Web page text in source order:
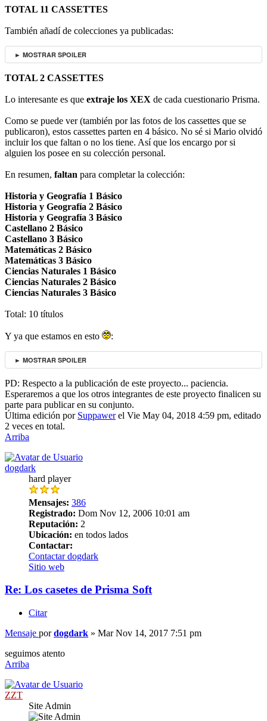
TOTAL 11 CASSETTES
También añadí de colecciones ya publicadas:
► MOSTRAR SPOILER
TOTAL 2 CASSETTES
Lo interesante es que extraje los XEX de cada cuestionario Prisma.
Como se puede ver (también por las fotos de los cassettes que se
publicaron), estos cassettes parten en 4 básico. No sé si Mario olvidó
incluir los que faltan o no los tiene. Así que los encargo por si
alguien los posee en su colección personal.
En resumen, faltan para completar la colección:
Historia y Geografía 1 Básico
Historia y Geografía 2 Básico
Historia y Geografía 3 Básico
Castellano 2 Básico
Castellano 3 Básico
Matemáticas 2 Básico
Matemáticas 3 Básico
Ciencias Naturales 1 Básico
Ciencias Naturales 2 Básico
Ciencias Naturales 3 Básico
Total: 10 títulos
Y ya que estamos en esto :
► MOSTRAR SPOILER
PD: Respecto a la publicación de este proyecto... paciencia.
Esperaremos a que los otros integrantes de este proyecto finalicen su
parte para publicar en su conjunto.
Última edición por Suppawerel Vie May 04, 2018 4:59 pm, editado
2 veces en total.
Arriba
dogdark
hard player
Mensajes: 386
Registrado: Dom Nov 12, 2006 10:01 am
Reputación: 2
Ubicación: en todos lados
Contactar:
Contactar dogdark
Sitio web
Re: Los casetes de Prisma Soft
Citar
Mensaje pordogdark » Mar Nov 14, 2017 7:51 pm
seguimos atento
Arriba
ZZT
Site Admin